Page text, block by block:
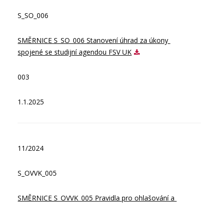
S_SO_006
SMĚRNICE S_SO_006 Stanovení úhrad za úkony
spojené se studijní agendou FSV UK
003
1.1.2025
11/2024
S_OVVK_005
SMĚRNICE S_OVVK_005 Pravidla pro ohlašování a